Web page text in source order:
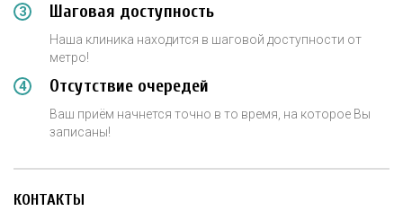
Шаговая доступность
Наша клиника находится в шаговой доступности от
метро!
Отсутствие очередей
Ваш приём начнется точно в то время, на которое Вы
записаны!
КОНТАКТЫ